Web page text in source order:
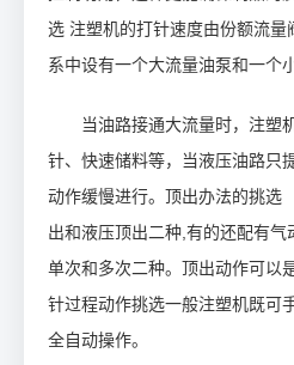
选 注塑机的打针速度由份额流
系中设有一个大流量油泵和一个
当油路接通大流量时，注塑
针、快速储料等，当液压油路只
动作缓慢进行。顶出办法的挑
出和液压顶出二种,有的还配有
单次和多次二种。顶出动作可以
针过程动作挑选一般注塑机既可
全自动操作。